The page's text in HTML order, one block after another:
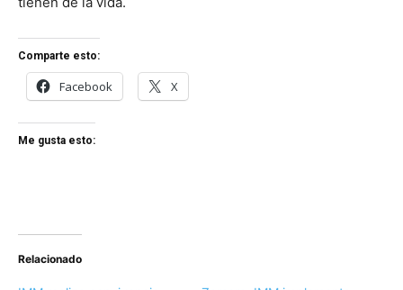
Comparte esto:
Facebook X
Me gusta esto:
Relacionado